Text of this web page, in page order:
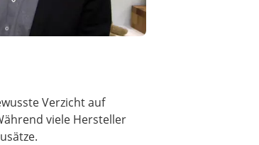
Verzicht auf
viele Hersteller